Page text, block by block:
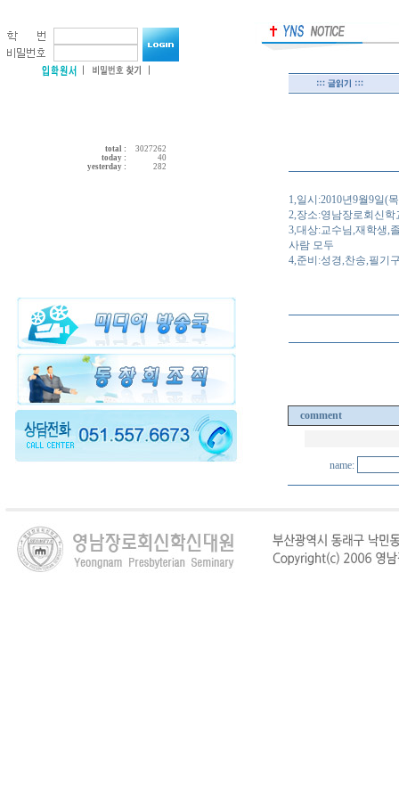
total :
3027262
today :
40
yesterday :
282
1,일시:2010년9월9일(
2,장소:영남장로회신학
3,대상:교수님,재학생,
사람 모두
4,준비:성경,찬송,필기
comment
name: